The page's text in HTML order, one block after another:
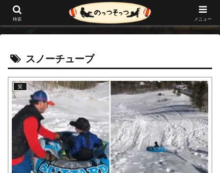
スノーチューブ
笑
検索 メニュー